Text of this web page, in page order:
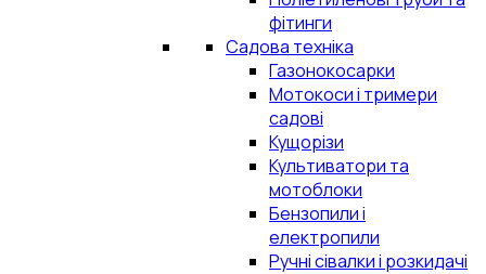
фітинги
Садова техніка
Газонокосарки
Мотокоси і тримери
садові
Кущорізи
Культиватори та
мотоблоки
Бензопили і
електропили
Ручні сівалки і розкидачі